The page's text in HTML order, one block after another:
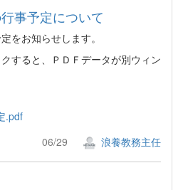
事予定について
をお知らせします。
すると、ＰＤＦデータが別ウィン
.pdf
06/29
浪養教務主任